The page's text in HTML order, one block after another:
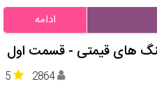
ادامه
های قیمتی - قسمت اول
5 2864